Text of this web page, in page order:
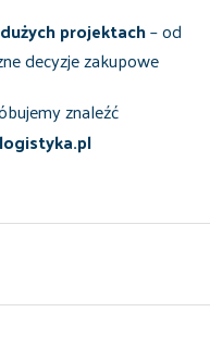
projektach– od
decyzje zakupowe
znaleźć